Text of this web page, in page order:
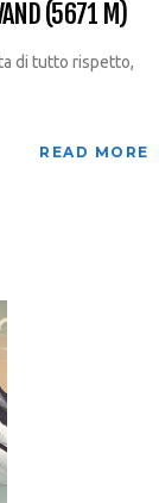
(5671 M)
di tutto rispetto,
READ MORE